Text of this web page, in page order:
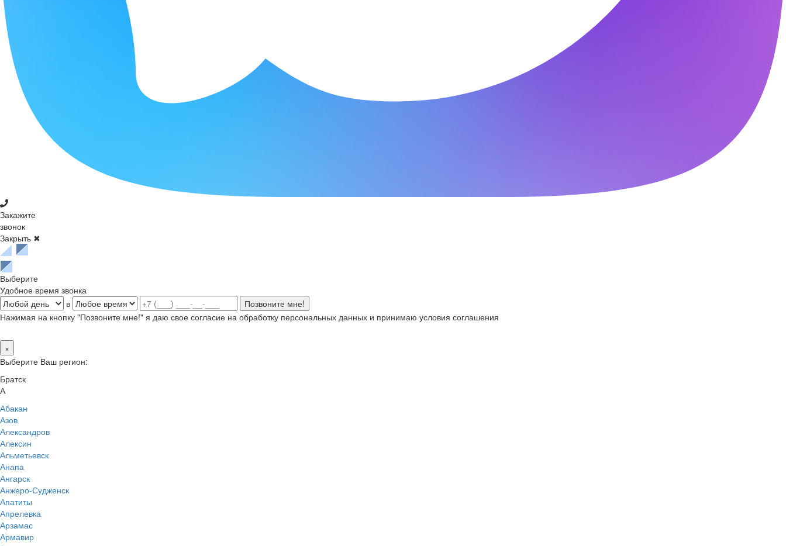
Закажите
звонок
Закрыть ✖
Выберите
Удобное время звонка
в
Нажимая на кнопку "Позвоните мне!" я даю свое согласие на обработку персональных данных и принимаю условия соглашения
×
Выберите Ваш регион:
Братск
А
Абакан
Азов
Александров
Алексин
Альметьевск
Анапа
Ангарск
Анжеро-Судженск
Апатиты
Апрелевка
Арзамас
Армавир